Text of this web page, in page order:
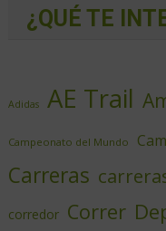
¿QUÉ TE
Adidas AE Trail
Campeonato del Mundo
Carreras
corredor Correr